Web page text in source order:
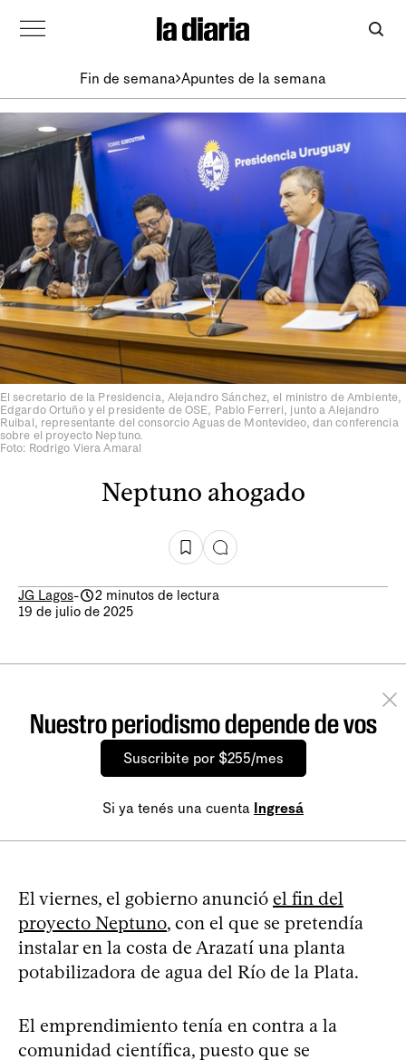
Fin de semana Apuntes de la semana
El secretario de la Presidencia, Alejandro Sánchez, el ministro de Ambiente,
Edgardo Ortuño y el presidente de OSE, Pablo Ferreri, junto a Alejandro
Ruibal, representante del consorcio Aguas de Montevideo, dan conferencia
sobre el proyecto Neptuno.
Foto: Rodrigo Viera Amaral
Neptuno ahogado
JG Lagos-
2 minutos de lectura
19 de julio de 2025
Nuestro periodismo depende de vos
Suscribite por $255/mes
Si ya tenés una cuenta Ingresá
El viernes, el gobierno anunció el fin del
proyecto Neptuno, con el que se pretendía
instalar en la costa de Arazatí una planta
potabilizadora de agua del Río de la Plata.
El emprendimiento tenía en contra a la
comunidad científica, puesto que se